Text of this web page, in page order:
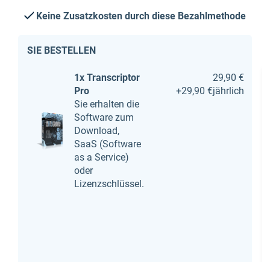
Keine Zusatzkosten durch diese Bezahlmethode
SIE BESTELLEN
1x Transcriptor
Pro
Sie erhalten die
Software zum
Download,
SaaS (Software
as a Service)
oder
Lizenzschlüssel.
29,90 €
+29,90 €jährlich